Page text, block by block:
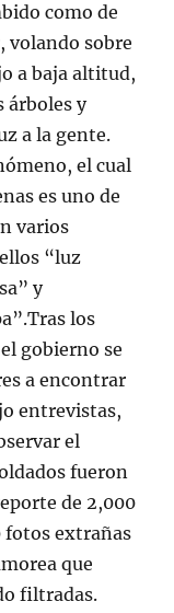
como de
volando sobre
a baja altitud,
árboles y
a la gente.
el cual
es uno de
varios
“luz
y
los
gobierno se
a encontrar
entrevistas,
el
fueron
de 2,000
fotos extrañas
que
filtradas.